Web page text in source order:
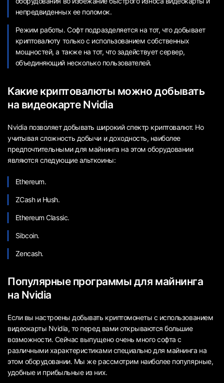
непредвиденных ее поломок.
Режим работы. Софт подразделяется на тот, что добывает
криптовалюту только с использованием собственных
мощностей, а также на тот, что задействует сервер,
объединяющий несколько пользователей.
Какие криптовалюты можно добывать
на видеокарте Nvidia
Nvidia позволяет добывать широкий спектр криптовалют. Но
учитывая сложность добычи и доходность, наиболее
предпочтительными для майнинга на этом оборудовании
являются следующие альткоины:
Ethereum.
ZCash и Hush.
Ethereum Classic.
Sibcoin.
Zencash.
Популярные программы для майнинга
на Nvidia
Если вы настроены добывать криптомонеты с использованием
видеокарты Nvidia, то перед вами открываются большие
возможности. Сейчас выпущено очень много софта с
различными характеристиками специально для майнинга на
этом оборудовании. Мы же рассмотрим наиболее популярные,
удобные и прибыльные из них.